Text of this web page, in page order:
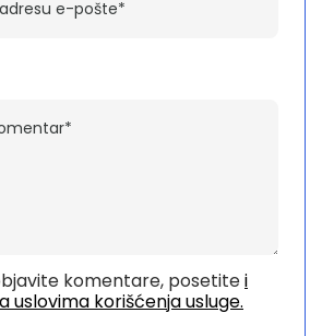
komentare, posetitei
uslovima korišćenja usluge.